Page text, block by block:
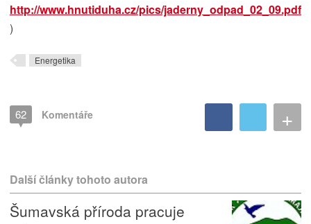
http://www.hnutiduha.cz/pics/jaderny_odpad_02_09.pdf
)
Energetika
62 Komentáře +
Další články tohoto autora
Šumavská příroda pracuje